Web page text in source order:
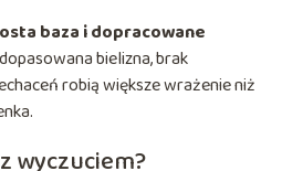
baza i dopracowane
bielizna, brak
robią większe wrażenie niż
wyczuciem?